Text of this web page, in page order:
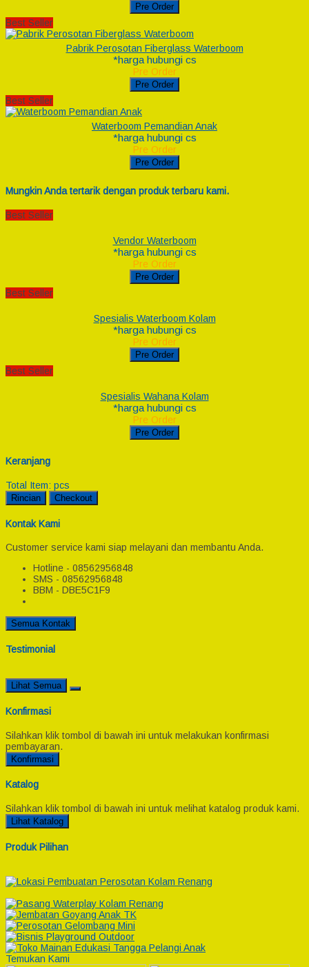
Pre Order
Best Seller
Pabrik Perosotan Fiberglass Waterboom
*harga hubungi cs
Pre Order
Pre Order
Best Seller
Waterboom Pemandian Anak
*harga hubungi cs
Pre Order
Pre Order
Mungkin Anda tertarik dengan produk terbaru kami.
Best Seller
Vendor Waterboom
*harga hubungi cs
Pre Order
Pre Order
Best Seller
Spesialis Waterboom Kolam
*harga hubungi cs
Pre Order
Pre Order
Best Seller
Spesialis Wahana Kolam
*harga hubungi cs
Pre Order
Pre Order
Keranjang
Total Item: pcs
Rincian Checkout
Kontak Kami
Customer service kami siap melayani dan membantu Anda.
Hotline - 08562956848
SMS - 08562956848
BBM - DBE5C1F9
Semua Kontak
Testimonial
Lihat Semua
Konfirmasi
Silahkan klik tombol di bawah ini untuk melakukan konfirmasi
pembayaran.
Konfirmasi
Katalog
Silahkan klik tombol di bawah ini untuk melihat katalog produk kami.
Lihat Katalog
Produk Pilihan
Temukan Kami